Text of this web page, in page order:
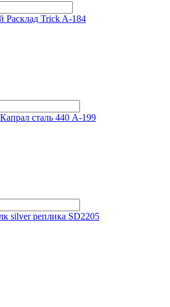
Trick A-184
сталь 440 A-199
silver реплика SD2205